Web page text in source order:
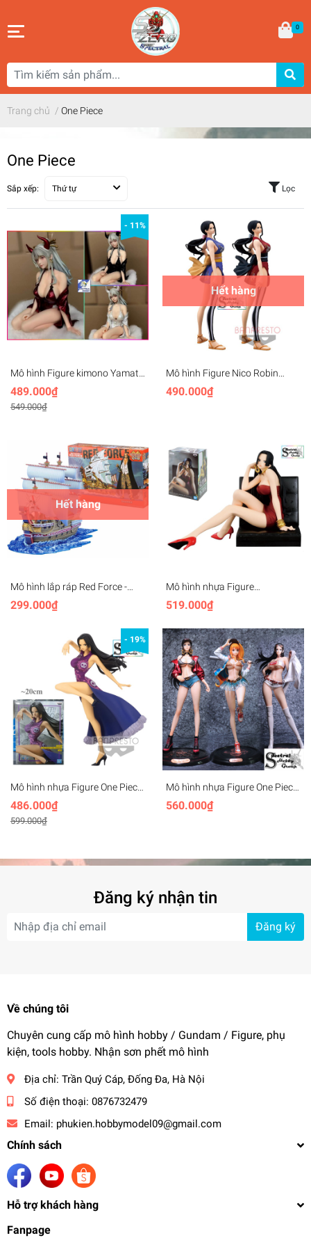
0
Trang chủ / One Piece
One Piece
Sắp xếp: Thứ tự Lọc
- 11%
Mô hình Figure kimono Yamato
One Piece - beautiful girl statue
489.000₫
549.000₫
Hết hàng
Mô hình Figure Nico Robin
Glitter & Glamours Wanokuni
One Piece Banpresto
490.000₫
Hết hàng
Mô hình lắp ráp Red Force -
One Piece Grand Ship
Collection
299.000₫
Mô hình nhựa Figure
BANPRESTO ONE PIECE
CREATOR X CREATOR BOA
HANCOCK II VER. A RE-RUN
RED
519.000₫
- 19%
Mô hình nhựa Figure One Piece
Lady Fight BOA Hancock -
Banpresto
486.000₫
599.000₫
Mô hình nhựa Figure One Piece
Nami Robin Boa Hancok 32cm
560.000₫
Đăng ký nhận tin
Đăng ký
Về chúng tôi
Chuyên cung cấp mô hình hobby / Gundam / Figure, phụ
kiện, tools hobby. Nhận sơn phết mô hình
Địa chỉ: Trần Quý Cáp, Đống Đa, Hà Nội
Số điện thoại: 0876732479
Email: phukien.hobbymodel09@gmail.com
Chính sách
Hỗ trợ khách hàng
Fanpage